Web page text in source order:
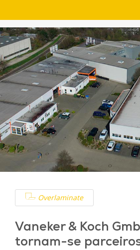
Overlaminate
Vaneker & Koch
tornam-se